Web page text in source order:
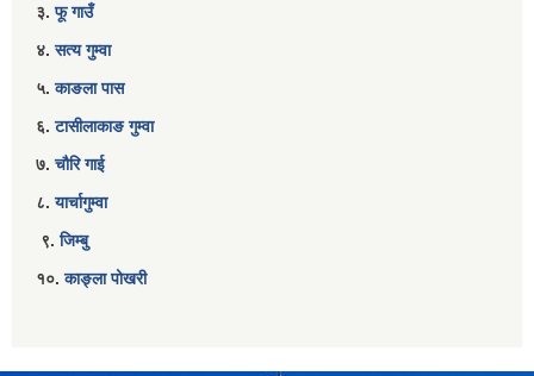
३.फू गाउँ
४.सत्य गुम्वा
५.काङला पास
६.टासीलाकाङ गुम्वा
७.चौरि गाई
८.यार्चागुम्वा
९.जिम्बु
१०.काङ्ला पोखरी